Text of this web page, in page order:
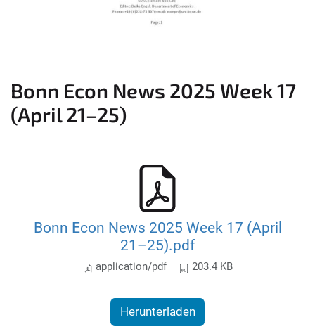
Bonn Econ News 2025 Week 17
(April 21–25)
Bonn Econ News 2025 Week 17 (April
21–25).pdf
application/pdf 203.4 KB
Herunterladen